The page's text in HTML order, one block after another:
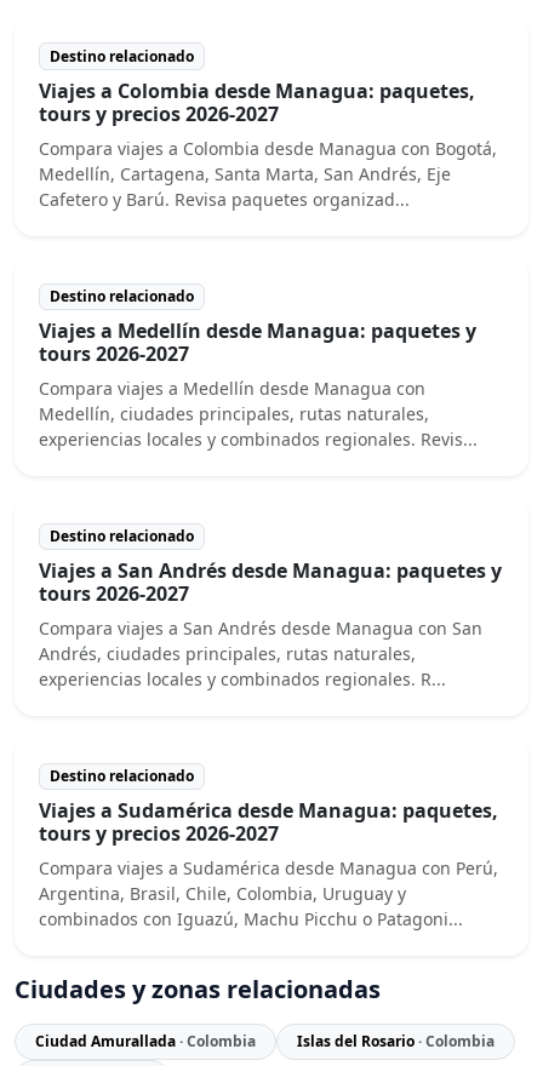
Destino relacionado
Viajes a Colombia desde Managua: paquetes,
tours y precios 2026-2027
Compara viajes a Colombia desde Managua con Bogotá,
Medellín, Cartagena, Santa Marta, San Andrés, Eje
Cafetero y Barú. Revisa paquetes organizad...
Destino relacionado
Viajes a Medellín desde Managua: paquetes y
tours 2026-2027
Compara viajes a Medellín desde Managua con
Medellín, ciudades principales, rutas naturales,
experiencias locales y combinados regionales. Revis...
Destino relacionado
Viajes a San Andrés desde Managua: paquetes y
tours 2026-2027
Compara viajes a San Andrés desde Managua con San
Andrés, ciudades principales, rutas naturales,
experiencias locales y combinados regionales. R...
Destino relacionado
Viajes a Sudamérica desde Managua: paquetes,
tours y precios 2026-2027
Compara viajes a Sudamérica desde Managua con Perú,
Argentina, Brasil, Chile, Colombia, Uruguay y
combinados con Iguazú, Machu Picchu o Patagoni...
Ciudades y zonas relacionadas
Ciudad Amurallada· Colombia Islas del Rosario· Colombia